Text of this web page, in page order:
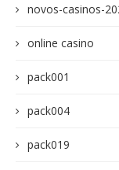
novos-casinos-
online casino
pack001
pack004
pack019